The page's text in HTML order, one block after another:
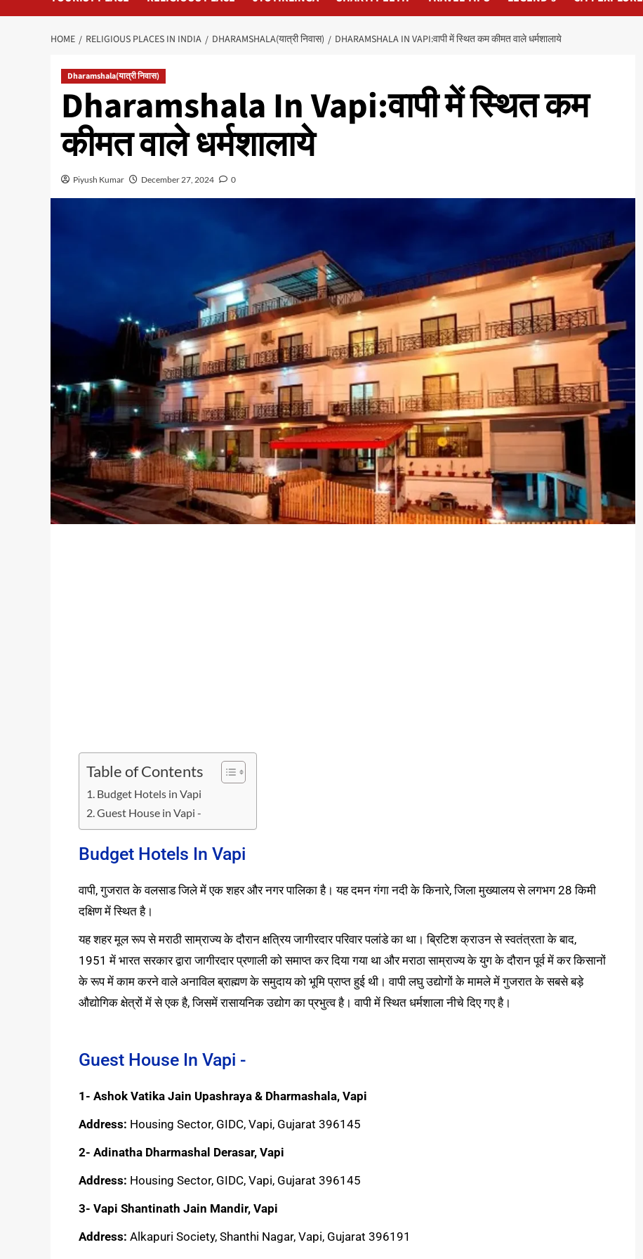
HOME RELIGIOUS PLACES IN INDIA DHARAMSHALA(यात्री निवास) DHARAMSHALA IN VAPI:वापी में स्थित कम कीमत वाले धर्मशालाये
Dharamshala(यात्री निवास)
Dharamshala In Vapi:वापी में स्थित कम
कीमत वाले धर्मशालाये
Piyush Kumar December 27, 2024 0
Table of Contents
Budget Hotels in Vapi
Guest House in Vapi -
Budget Hotels In Vapi
वापी, गुजरात के वलसाड जिले में एक शहर और नगर पालिका है। यह दमन गंगा नदी के किनारे, जिला मुख्यालय से लगभग 28 किमी
दक्षिण में स्थित है।
यह शहर मूल रूप से मराठी साम्राज्य के दौरान क्षत्रिय जागीरदार परिवार पलांडे का था। ब्रिटिश क्राउन से स्वतंत्रता के बाद,
1951 में भारत सरकार द्वारा जागीरदार प्रणाली को समाप्त कर दिया गया था और मराठा साम्राज्य के युग के दौरान पूर्व में कर किसानों
के रूप में काम करने वाले अनाविल ब्राह्मण के समुदाय को भूमि प्राप्त हुई थी। वापी लघु उद्योगों के मामले में गुजरात के सबसे बड़े
औद्योगिक क्षेत्रों में से एक है, जिसमें रासायनिक उद्योग का प्रभुत्व है। वापी में स्थित धर्मशाला नीचे दिए गए है।
Guest House In Vapi -
1- Ashok Vatika Jain Upashraya & Dharmashala, Vapi
Address: Housing Sector, GIDC, Vapi, Gujarat 396145
2- Adinatha Dharmashal Derasar, Vapi
Address: Housing Sector, GIDC, Vapi, Gujarat 396145
3- Vapi Shantinath Jain Mandir, Vapi
Address: Alkapuri Society, Shanthi Nagar, Vapi, Gujarat 396191